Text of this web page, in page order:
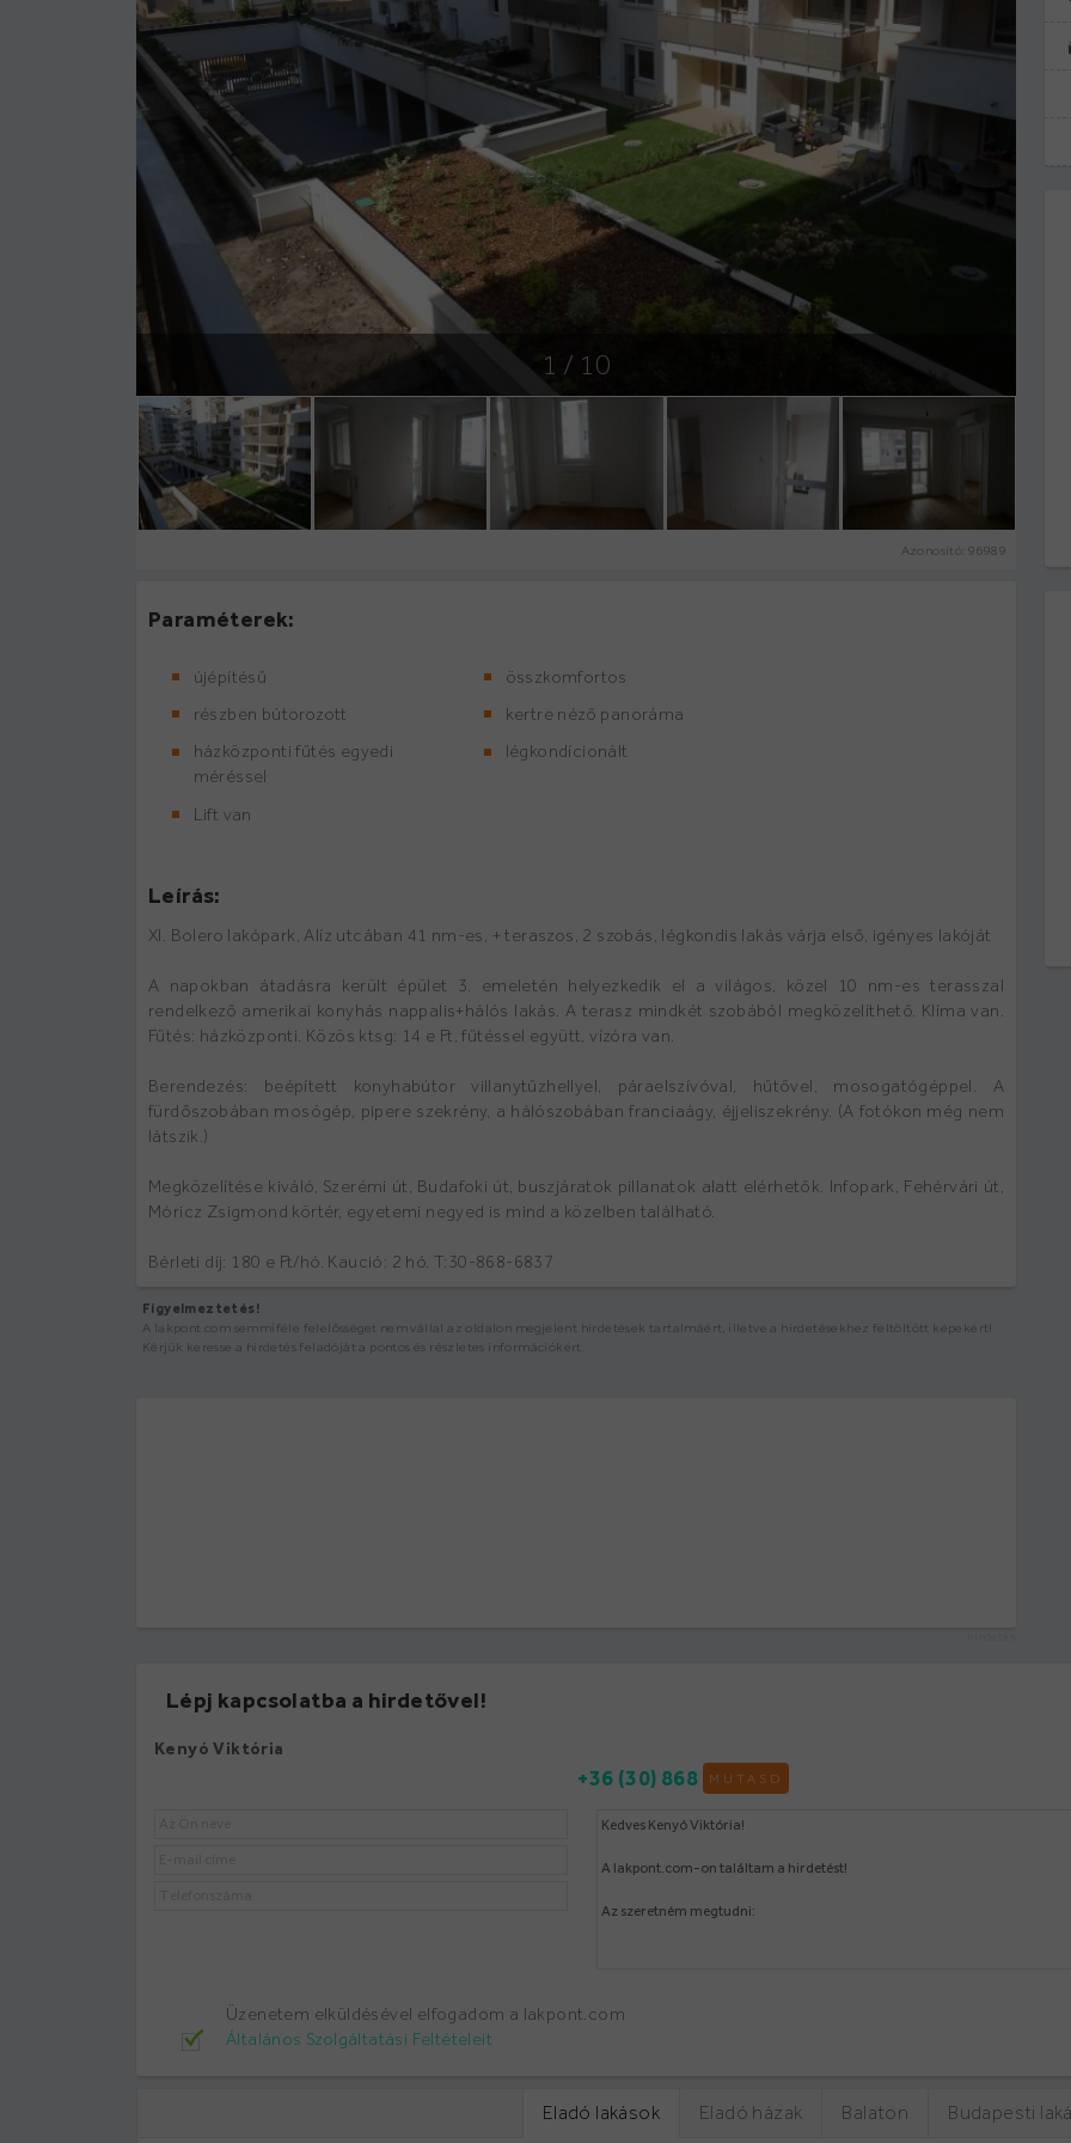
1 / 10
Azonosító: 96989
Paraméterek:
újépítésű
összkomfortos
részben bútorozott
kertre néző panoráma
házközponti fűtés egyedi
méréssel
légkondícionált
Lift van
Leírás:
XI. Bolero lakópark, Alíz utcában 41 nm-es, + teraszos, 2 szobás, légkondis lakás várja első, igényes lakóját
A napokban átadásra került épület 3. emeletén helyezkedik el a világos, közel 10 nm-es terasszal
rendelkező amerikai konyhás nappalis+hálós lakás. A terasz mindkét szobából megközelíthető. Klíma van.
Fűtés: házközponti. Közös ktsg: 14 e Ft, fűtéssel együtt, vízóra van.
Berendezés: beépített konyhabútor villanytűzhellyel, páraelszívóval, hűtővel, mosogatógéppel. A
fürdőszobában mosógép, pipere szekrény, a hálószobában franciaágy, éjjeliszekrény. (A fotókon még nem
látszik.)
Megközelítése kiváló, Szerémi út, Budafoki út, buszjáratok pillanatok alatt elérhetők. Infopark, Fehérvári út,
Móricz Zsigmond körtér, egyetemi negyed is mind a közelben található.
Bérleti díj: 180 e Ft/hó. Kaució: 2 hó. T:30-868-6837
Figyelmeztetés!
A lakpont.com semmiféle felelősséget nem vállal az oldalon megjelent hirdetések tartalmáért, illetve a hirdetésekhez feltöltött képekért!
Kérjük keresse a hirdetés feladóját a pontos és részletes információkért.
Lépj kapcsolatba a hirdetővel!
Kenyó Viktória
MUTASD
+36 (30) 868
Üzenetem elküldésével elfogadom a lakpont.com
Általános Szolgáltatási Feltételeit
Budapesti
Balaton
Eladó házak
Eladó lakások